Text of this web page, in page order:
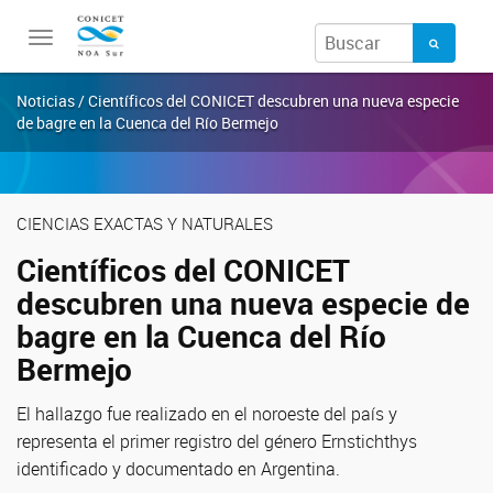
Toggle
navigation
Noticias / Científicos del CONICET descubren una nueva especie
de bagre en la Cuenca del Río Bermejo
CIENCIAS EXACTAS Y NATURALES
Científicos del CONICET
descubren una nueva especie de
bagre en la Cuenca del Río
Bermejo
El hallazgo fue realizado en el noroeste del país y
representa el primer registro del género Ernstichthys
identificado y documentado en Argentina.